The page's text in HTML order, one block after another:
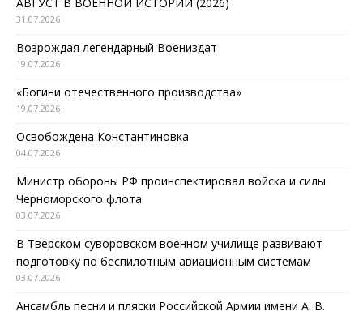
31.07.2026
Возрождая легендарный Воениздат
19.07.2026
«Богини отечественного производства»
19.07.2026
Освобождена Константиновка
04.07.2026
Министр обороны РФ проинспектировал войска и силы
Черноморского флота
03.07.2026
В Тверском суворовском военном училище развивают
подготовку по беспилотным авиационным системам
03.07.2026
Ансамбль песни и пляски Российской Армии имени А. В.